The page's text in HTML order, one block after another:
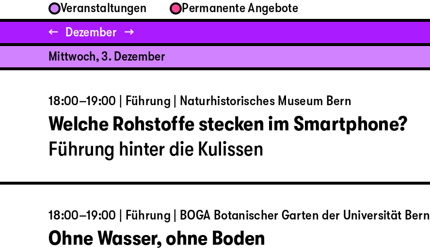
Veranstaltungen Permanente Angebote
← Dezember →
Mittwoch, 3. Dezember
18:00–19:00 | Führung | Naturhistorisches Museum Bern
Welche Rohstoffe stecken im Smartphone?
Führung hinter die Kulissen
18:00–19:00 | Führung | BOGA Botanischer Garten der Universität Bern
Ohne Wasser, ohne Boden